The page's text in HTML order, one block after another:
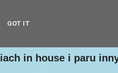
in house i paru
GOT IT